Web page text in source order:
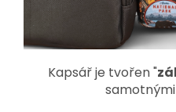
Kapsář je tvořen "
samotnými